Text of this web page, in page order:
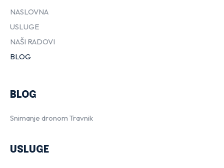
NASLOVNA
USLUGE
NAŠI RADOVI
BLOG
BLOG
Snimanje dronom Travnik
USLUGE